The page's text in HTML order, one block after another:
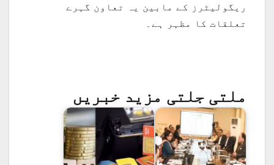
ریگولیٹرز کے مابین یہ تعاون گہرے
تعلقات کا مظہر ہے۔
ملتی جلتی مزید خبریں